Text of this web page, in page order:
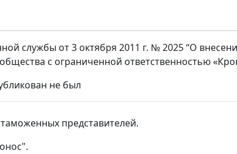
службы от 3 октября 2011 г. № 2025 “О
с ограниченной ответственностью
не был
представителей.